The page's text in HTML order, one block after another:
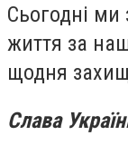
Сьогодні ми
життя за
щодня
Слава